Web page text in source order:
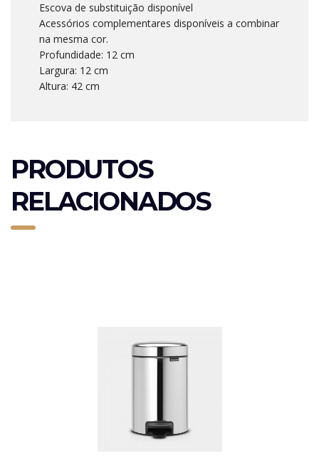
Escova de substituição disponível
Acessórios complementares disponíveis a combinar
na mesma cor.
Profundidade: 12 cm
Largura: 12 cm
Altura: 42 cm
PRODUTOS
RELACIONADOS